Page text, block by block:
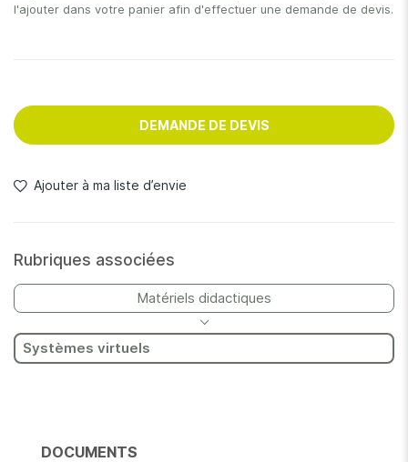
l'ajouter dans votre panier afin d'effectuer une demande de devis.
DEMANDE DE DEVIS
Ajouter à ma liste d’envie
Rubriques associées
Matériels didactiques
Systèmes virtuels
DOCUMENTS